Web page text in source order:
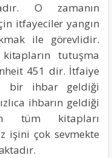
O zamanın
itfayeciler yangın
ile görevlidir.
tutuşma
451 dir. İtfaiye
bir ihbar geldiği
ihbarın geldiği
tüm kitapları
işini çok sevmekte